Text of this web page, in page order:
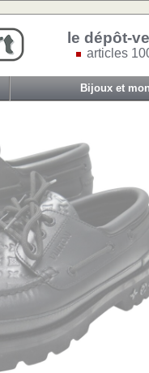
le dépôt-
articles
Bijoux et